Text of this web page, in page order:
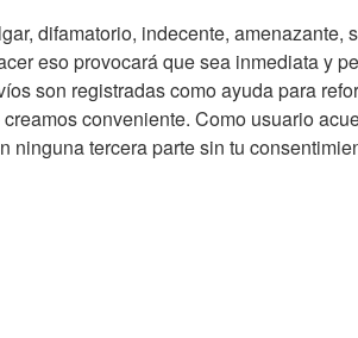
difamatorio, indecente,
eso provocará que sea inmediata y
son registradas como ayuda para
conveniente. Como usuario
ninguna tercera parte sin tu